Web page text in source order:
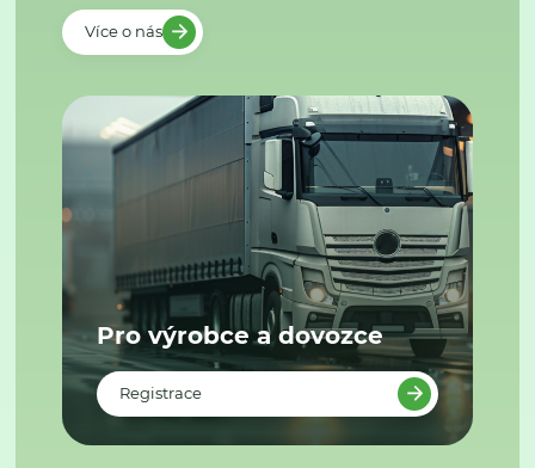
Více o nás
Pro výrobce a dovozce
Registrace